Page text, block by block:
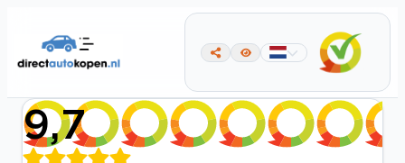
9,7